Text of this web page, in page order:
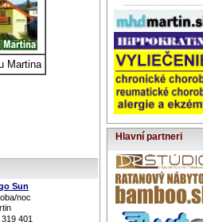
Martina
Sun
noc
401
---------------------------------
Hlavní partneri